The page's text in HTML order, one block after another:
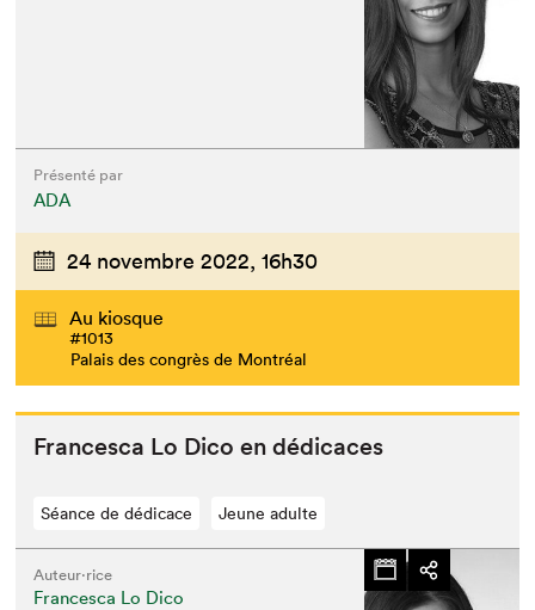
Présenté par
ADA
24 novembre 2022, 16h30
Au kiosque
#1013
Palais des congrès de Montréal
Francesca Lo Dico en dédicaces
Séance de dédicace Jeune adulte
Auteur·rice
Francesca Lo Dico